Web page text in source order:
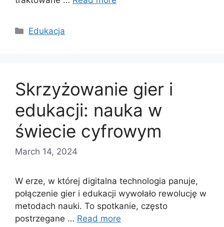
Categories
Edukacja
Skrzyżowanie gier i
edukacji: nauka w
świecie cyfrowym
March 14, 2024
W erze, w której digitalna technologia panuje,
połączenie gier i edukacji wywołało rewolucję w
metodach nauki. To spotkanie, często
postrzegane … Read more